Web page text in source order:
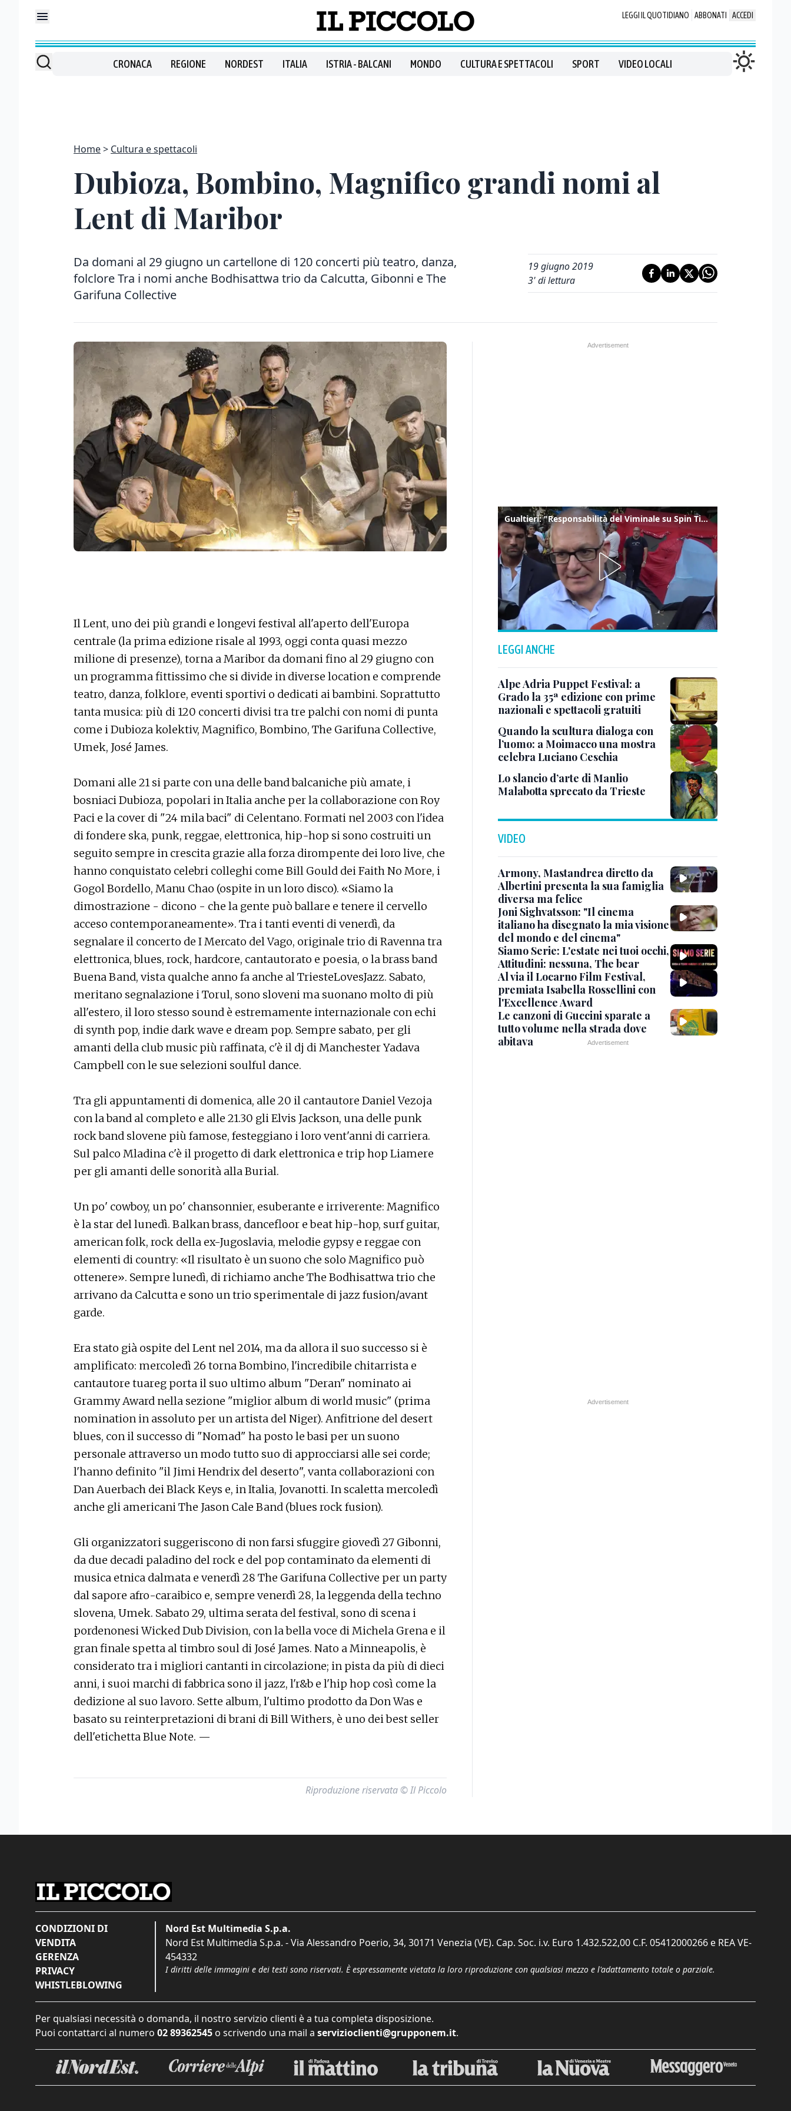
LEGGI IL QUOTIDIANO ABBONATI ACCEDI
CRONACA REGIONE NORDEST ITALIA ISTRIA - BALCANI MONDO CULTURA E SPETTACOLI SPORT VIDEO LOCALI
Home Cultura e spettacoli
Dubioza, Bombino, Magnifico grandi nomi al
Lent di Maribor
Da domani al 29 giugno un cartellone di 120 concerti più teatro, danza,
folclore Tra i nomi anche Bodhisattwa trio da Calcutta, Gibonni e The
Garifuna Collective
19 giugno 2019
3' di lettura
Il Lent, uno dei più grandi e longevi festival all'aperto dell'Europa
centrale (la prima edizione risale al 1993, oggi conta quasi mezzo
milione di presenze), torna a Maribor da domani fino al 29 giugno con
un programma fittissimo che si divide in diverse location e comprende
teatro, danza, folklore, eventi sportivi o dedicati ai bambini. Soprattutto
tanta musica: più di 120 concerti divisi tra tre palchi con nomi di punta
come i Dubioza kolektiv, Magnifico, Bombino, The Garifuna Collective,
Umek, José James.
Domani alle 21 si parte con una delle band balcaniche più amate, i
bosniaci Dubioza, popolari in Italia anche per la collaborazione con Roy
Paci e la cover di "24 mila baci" di Celentano. Formati nel 2003 con l'idea
di fondere ska, punk, reggae, elettronica, hip-hop si sono costruiti un
seguito sempre in crescita grazie alla forza dirompente dei loro live, che
hanno conquistato celebri colleghi come Bill Gould dei Faith No More, i
Gogol Bordello, Manu Chao (ospite in un loro disco). «Siamo la
dimostrazione - dicono - che la gente può ballare e tenere il cervello
acceso contemporaneamente». Tra i tanti eventi di venerdì, da
segnalare il concerto de I Mercato del Vago, originale trio di Ravenna tra
elettronica, blues, rock, hardcore, cantautorato e poesia, o la brass band
Buena Band, vista qualche anno fa anche al TriesteLovesJazz. Sabato,
meritano segnalazione i Torul, sono sloveni ma suonano molto di più
all'estero, il loro stesso sound è estremamente internazionale con echi
di synth pop, indie dark wave e dream pop. Sempre sabato, per gli
amanti della club music più raffinata, c'è il dj di Manchester Yadava
Campbell con le sue selezioni soulful dance.
Tra gli appuntamenti di domenica, alle 20 il cantautore Daniel Vezoja
con la band al completo e alle 21.30 gli Elvis Jackson, una delle punk
rock band slovene più famose, festeggiano i loro vent'anni di carriera.
Sul palco Mladina c'è il progetto di dark elettronica e trip hop Liamere
per gli amanti delle sonorità alla Burial.
Un po' cowboy, un po' chansonnier, esuberante e irriverente: Magnifico
è la star del lunedì. Balkan brass, dancefloor e beat hip-hop, surf guitar,
american folk, rock della ex-Jugoslavia, melodie gypsy e reggae con
elementi di country: «Il risultato è un suono che solo Magnifico può
ottenere». Sempre lunedì, di richiamo anche The Bodhisattwa trio che
arrivano da Calcutta e sono un trio sperimentale di jazz fusion/avant
garde.
Era stato già ospite del Lent nel 2014, ma da allora il suo successo si è
amplificato: mercoledì 26 torna Bombino, l'incredibile chitarrista e
cantautore tuareg porta il suo ultimo album "Deran" nominato ai
Grammy Award nella sezione "miglior album di world music" (prima
nomination in assoluto per un artista del Niger). Anfitrione del desert
blues, con il successo di "Nomad" ha posto le basi per un suono
personale attraverso un modo tutto suo di approcciarsi alle sei corde;
l'hanno definito "il Jimi Hendrix del deserto", vanta collaborazioni con
Dan Auerbach dei Black Keys e, in Italia, Jovanotti. In scaletta mercoledì
anche gli americani The Jason Cale Band (blues rock fusion).
Gli organizzatori suggeriscono di non farsi sfuggire giovedì 27 Gibonni,
da due decadi paladino del rock e del pop contaminato da elementi di
musica etnica dalmata e venerdì 28 The Garifuna Collective per un party
dal sapore afro-caraibico e, sempre venerdì 28, la leggenda della techno
slovena, Umek. Sabato 29, ultima serata del festival, sono di scena i
pordenonesi Wicked Dub Division, con la bella voce di Michela Grena e il
gran finale spetta al timbro soul di José James. Nato a Minneapolis, è
considerato tra i migliori cantanti in circolazione; in pista da più di dieci
anni, i suoi marchi di fabbrica sono il jazz, l'r&b e l'hip hop così come la
dedizione al suo lavoro. Sette album, l'ultimo prodotto da Don Was e
basato su reinterpretazioni di brani di Bill Withers, è uno dei best seller
dell'etichetta Blue Note. —
Riproduzione riservata © Il Piccolo
Gualtieri: "Responsabilità del Viminale su Spin Time? La posizione dei partiti è nota"
LEGGI ANCHE
Alpe Adria Puppet Festival: a
Grado la 35ª edizione con prime
nazionali e spettacoli gratuiti
Quando la scultura dialoga con
l’uomo: a Moimacco una mostra
celebra Luciano Ceschia
Lo slancio d’arte di Manlio
Malabotta sprecato da Trieste
VIDEO
Armony, Mastandrea diretto da
Albertini presenta la sua famiglia
diversa ma felice
Joni Sighvatsson: "Il cinema
italiano ha disegnato la mia visione
del mondo e del cinema"
Siamo Serie: L'estate nei tuoi occhi,
Attitudini: nessuna, The bear
Al via il Locarno Film Festival,
premiata Isabella Rossellini con
l'Excellence Award
Le canzoni di Guccini sparate a
tutto volume nella strada dove
abitava
CONDIZIONI DI
VENDITA
GERENZA
PRIVACY
WHISTLEBLOWING
Nord Est Multimedia S.p.a.
Nord Est Multimedia S.p.a. - Via Alessandro Poerio, 34, 30171 Venezia (VE). Cap. Soc. i.v. Euro 1.432.522,00 C.F. 05412000266 e REA VE-
454332
I diritti delle immagini e dei testi sono riservati. È espressamente vietata la loro riproduzione con qualsiasi mezzo e l'adattamento totale o parziale.
Per qualsiasi necessità o domanda, il nostro servizio clienti è a tua completa disposizione.
Puoi contattarci al numero 02 89362545 o scrivendo una mail a servizioclienti@grupponem.it.